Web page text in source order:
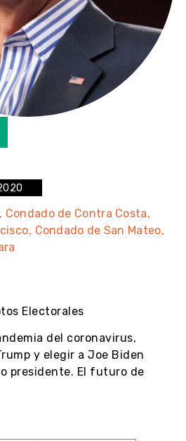
Condado de Contra Costa
Condado de San Mateo
Electorales
del coronavirus,
y elegir a Joe Biden
presidente. El futuro de